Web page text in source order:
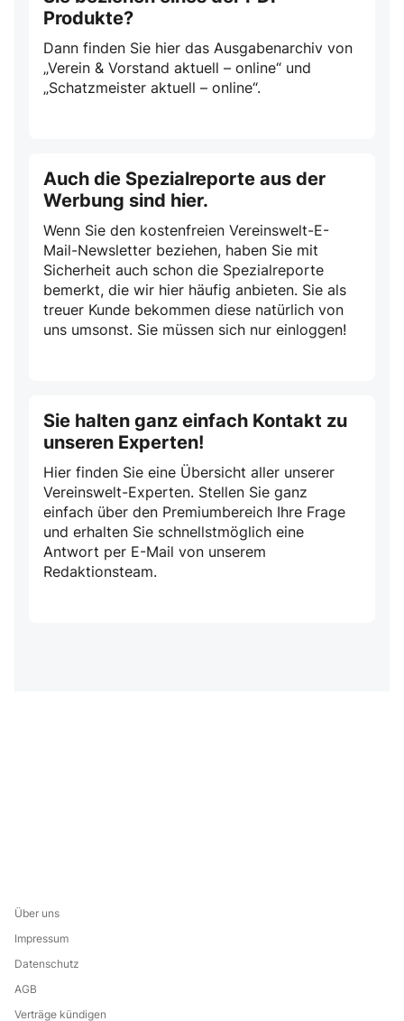
Produkte?
Dann finden Sie hier das Ausgabenarchiv von
„Verein & Vorstand aktuell – online“ und
„Schatzmeister aktuell – online“.
Auch die Spezialreporte aus der
Werbung sind hier.
Wenn Sie den kostenfreien Vereinswelt-E-
Mail-Newsletter beziehen, haben Sie mit
Sicherheit auch schon die Spezialreporte
bemerkt, die wir hier häufig anbieten. Sie als
treuer Kunde bekommen diese natürlich von
uns umsonst. Sie müssen sich nur einloggen!
Sie halten ganz einfach Kontakt zu
unseren Experten!
Hier finden Sie eine Übersicht aller unserer
Vereinswelt-Experten. Stellen Sie ganz
einfach über den Premiumbereich Ihre Frage
und erhalten Sie schnellstmöglich eine
Antwort per E-Mail von unserem
Redaktionsteam.
Über uns
Impressum
Datenschutz
AGB
Verträge kündigen